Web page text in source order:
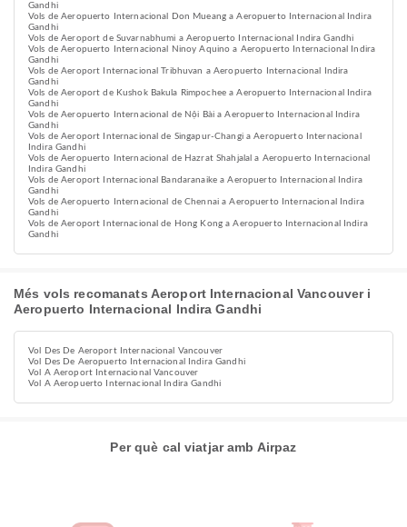
Gandhi
Vols de Aeropuerto Internacional Don Mueang a Aeropuerto Internacional Indira
Gandhi
Vols de Aeroport de Suvarnabhumi a Aeropuerto Internacional Indira Gandhi
Vols de Aeropuerto Internacional Ninoy Aquino a Aeropuerto Internacional Indira
Gandhi
Vols de Aeroport Internacional Tribhuvan a Aeropuerto Internacional Indira
Gandhi
Vols de Aeroport de Kushok Bakula Rimpochee a Aeropuerto Internacional Indira
Gandhi
Vols de Aeropuerto Internacional de Nội Bài a Aeropuerto Internacional Indira
Gandhi
Vols de Aeroport Internacional de Singapur-Changi a Aeropuerto Internacional
Indira Gandhi
Vols de Aeropuerto Internacional de Hazrat Shahjalal a Aeropuerto Internacional
Indira Gandhi
Vols de Aeroport Internacional Bandaranaike a Aeropuerto Internacional Indira
Gandhi
Vols de Aeropuerto Internacional de Chennai a Aeropuerto Internacional Indira
Gandhi
Vols de Aeroport Internacional de Hong Kong a Aeropuerto Internacional Indira
Gandhi
Més vols recomanats Aeroport Internacional Vancouver i
Aeropuerto Internacional Indira Gandhi
Vol Des De Aeroport Internacional Vancouver
Vol Des De Aeropuerto Internacional Indira Gandhi
Vol A Aeroport Internacional Vancouver
Vol A Aeropuerto Internacional Indira Gandhi
Per què cal viatjar amb Airpaz